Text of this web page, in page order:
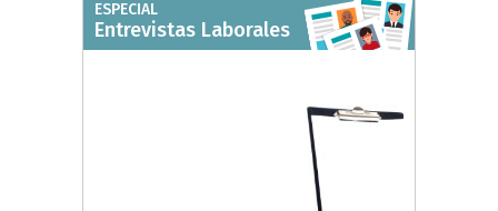
ESPECIAL
Entrevistas Laborales